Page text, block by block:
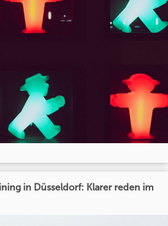
in Düsseldorf: Klarer reden im